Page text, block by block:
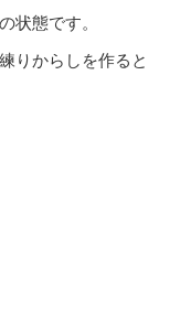
状態です。
りからしを作ると